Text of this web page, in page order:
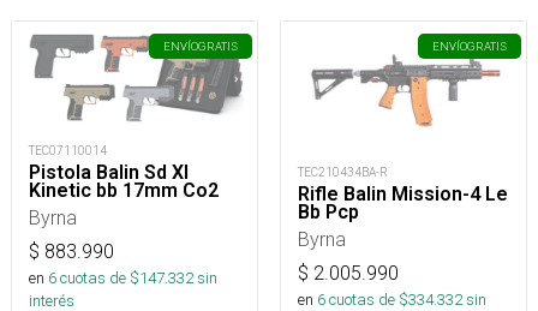
ENVÍOGRATIS
TEC07110014
Pistola Balin Sd Xl
Kinetic bb 17mm Co2
Byrna
$ 883.990
en 6cuotas de $147.332sin
interés
ENVÍOGRATIS
TEC210434BA-R
Rifle Balin Mission-4 Le
Bb Pcp
Byrna
$ 2.005.990
en 6cuotas de $334.332sin